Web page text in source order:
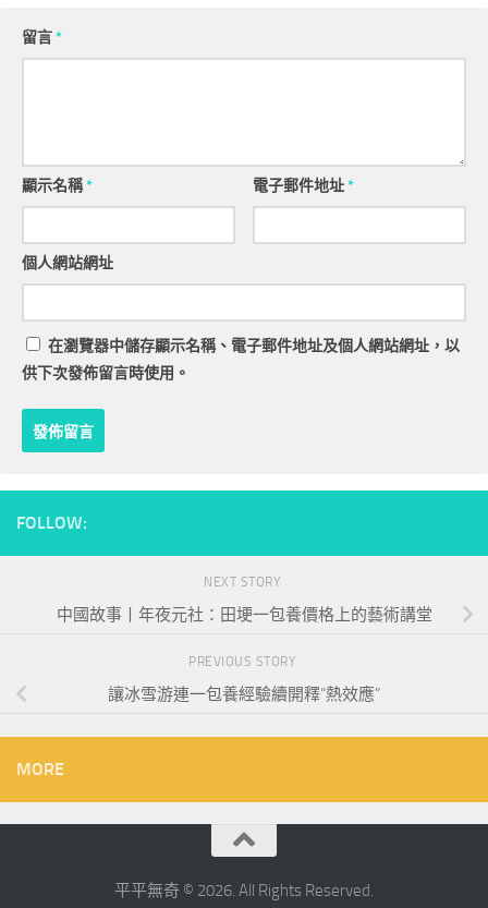
留言*
顯示名稱* 電子郵件地址*
個人網站網址
在瀏覽器中儲存顯示名稱、電子郵件地址及個人網站網址，以
供下次發佈留言時使用。
FOLLOW:
NEXT STORY
中國故事丨年夜元社：田埂一包養價格上的藝術講堂
PREVIOUS STORY
讓冰雪游連一包養經驗續開釋“熱效應”
MORE
平平無奇 © 2026. All Rights Reserved.